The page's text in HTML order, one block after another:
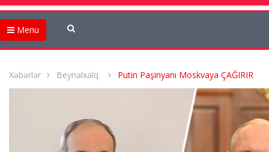
Menu
Xəbərlər Beynəlxalq Putin Paşinyanı Moskvaya ÇAĞIRIR